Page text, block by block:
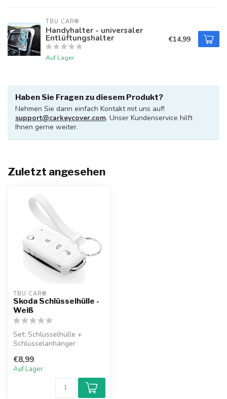
TBU CAR®
Handyhalter - universaler
Entlüftungshalter
Auf Lager
€14,99
Haben Sie Fragen zu diesem Produkt?
Nehmen Sie dann einfach Kontakt mit uns auf!
support@carkeycover.com. Unser Kundenservice hilft
Ihnen gerne weiter.
Zuletzt angesehen
TBU CAR®
Skoda Schlüsselhülle -
Weiß
Set: Schlüsselhülle +
Schlüsselanhänger
€8,99
Auf Lager